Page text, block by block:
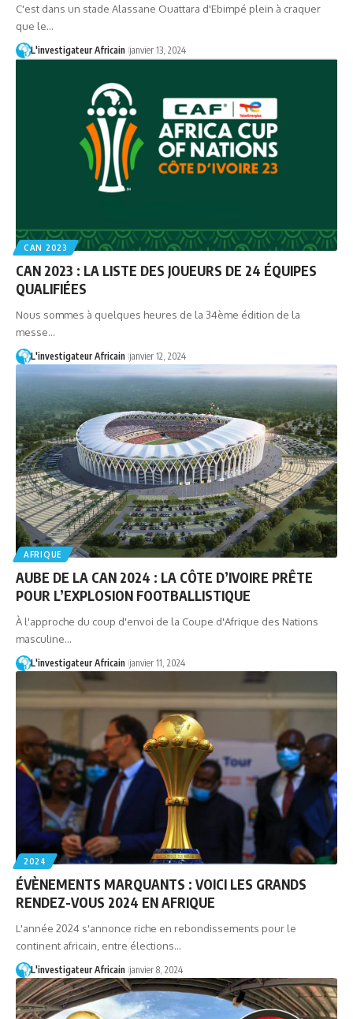
C'est dans un stade Alassane Ouattara d'Ebimpé plein à craquer
que le…
L'investigateur Africain janvier 13, 2024
CAN 2023
CAN 2023 : LA LISTE DES JOUEURS DE 24 ÉQUIPES
QUALIFIÉES
Nous sommes à quelques heures de la 34ème édition de la
messe…
L'investigateur Africain janvier 12, 2024
AFRIQUE
AUBE DE LA CAN 2024 : LA CÔTE D’IVOIRE PRÊTE
POUR L’EXPLOSION FOOTBALLISTIQUE
À l'approche du coup d'envoi de la Coupe d'Afrique des Nations
masculine…
L'investigateur Africain janvier 11, 2024
2024
ÉVÈNEMENTS MARQUANTS : VOICI LES GRANDS
RENDEZ-VOUS 2024 EN AFRIQUE
L'année 2024 s'annonce riche en rebondissements pour le
continent africain, entre élections…
L'investigateur Africain janvier 8, 2024